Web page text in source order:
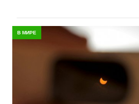
В МИРЕ